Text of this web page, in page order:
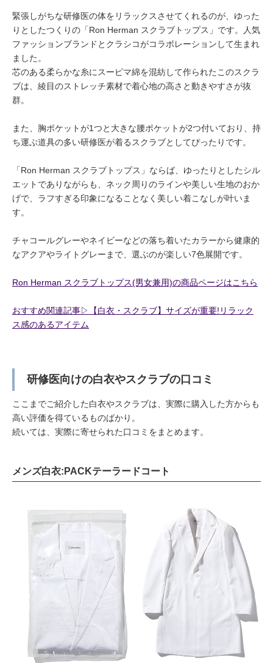
緊張しがちな研修医の体をリラックスさせてくれるのが、ゆった
りとしたつくりの「Ron Herman スクラブトップス」です。人気
ファッションブランドとクラシコがコラボレーションして生まれ
ました。
芯のある柔らかな糸にスーピマ綿を混紡して作られたこのスクラ
ブは、綾目のストレッチ素材で着心地の高さと動きやすさが抜
群。
また、胸ポケットが1つと大きな腰ポケットが2つ付いており、持
ち運ぶ道具の多い研修医が着るスクラブとしてぴったりです。
「Ron Herman スクラブトップス」ならば、ゆったりとしたシル
エットでありながらも、ネック周りのラインや美しい生地のおか
げで、ラフすぎる印象になることなく美しい着こなしが叶いま
す。
チャコールグレーやネイビーなどの落ち着いたカラーから健康的
なアクアやライトグレーまで、選ぶのが楽しい7色展開です。
Ron Herman スクラブトップス(男女兼用)の商品ページはこちら
おすすめ関連記事▷【白衣・スクラブ】サイズが重要!リラック
ス感のあるアイテム
研修医向けの白衣やスクラブの口コミ
ここまでご紹介した白衣やスクラブは、実際に購入した方からも
高い評価を得ているものばかり。
続いては、実際に寄せられた口コミをまとめます。
メンズ白衣:PACKテーラードコート